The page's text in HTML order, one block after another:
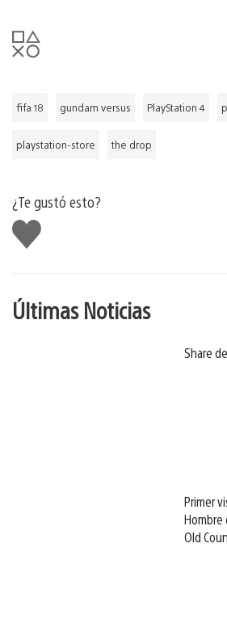
fifa 18 gundam versus PlayStation 4
playstation-store the drop
¿Te gustó esto?
Me
gusta
Últimas Noticias
Share
Primer
Hombre
Old